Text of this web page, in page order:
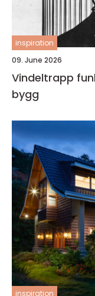
inspiration
09. June 2026
Vindeltrapp funksjonelt blikkfang i moderne
bygg
inspiration